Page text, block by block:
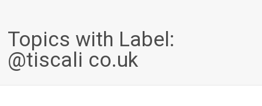
Topics with Label:
@tiscali co.uk